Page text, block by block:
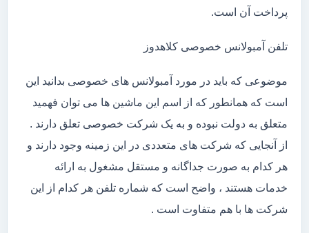
پرداخت آن است.
تلفن آمبولانس خصوصی کلاهدوز
موضوعی که باید در مورد آمبولانس های خصوصی بدانید این
است که همانطور که از اسم این ماشین ها می توان فهمید
متعلق به دولت نبوده و به یک شرکت خصوصی تعلق دارند .
از آنجایی که شرکت های متعددی در این زمینه وجود دارند و
هر کدام به صورت جداگانه و مستقل مشغول به ارائه
خدمات هستند ، واضح است که شماره تلفن هر کدام از این
شرکت ها با هم متفاوت است .